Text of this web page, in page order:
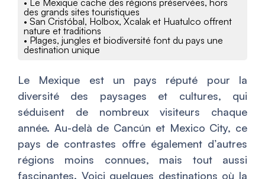
• Le Mexique cache des régions préservées, hors
des grands sites touristiques
• San Cristóbal, Holbox, Xcalak et Huatulco offrent
nature et traditions
• Plages, jungles et biodiversité font du pays une
destination unique
Le Mexique est un pays réputé pour la
diversité des paysages et cultures, qui
séduisent de nombreux visiteurs chaque
année. Au-delà de Cancún et Mexico City, ce
pays de contrastes offre également d’autres
régions moins connues, mais tout aussi
fascinantes. Voici quelques destinations où la